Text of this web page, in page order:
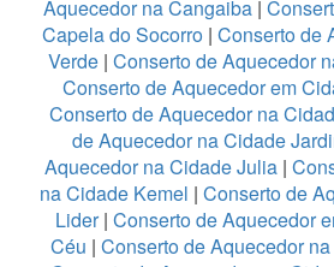
Aquecedor na Cangaiba|
Capela do Socorro | Conserto de
Verde| Conserto de Aquecedor
Conserto de Aquecedor em
Conserto de Aquecedor na
de Aquecedor na Cidade
Aquecedor na Cidade Julia |
na Cidade Kemel | Conserto de
Lider| Conserto de Aquecedor
Céu | Conserto de Aquecedor